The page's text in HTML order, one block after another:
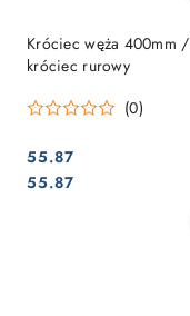
Króciec węża 400mm /
króciec rurowy
(0)
Cena:
55.87
Cena:
55.87